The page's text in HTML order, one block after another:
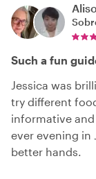
Such a fun
Jessica was
try different
informative
ever evening in
better hands.